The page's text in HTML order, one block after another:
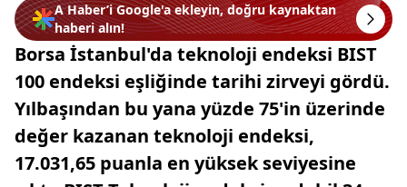
A Haber’i Google'a ekleyin, doğru kaynaktan
haberi alın!
Borsa İstanbul'da teknoloji endeksi BIST
100 endeksi eşliğinde tarihi zirveyi gördü.
Yılbaşından bu yana yüzde 75'in üzerinde
değer kazanan teknoloji endeksi,
17.031,65 puanla en yüksek seviyesine